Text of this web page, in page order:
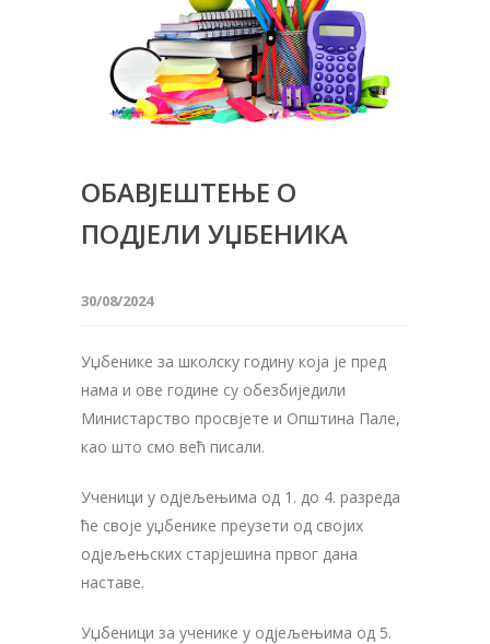
ОБАВЈЕШТЕЊЕ О
ПОДЈЕЛИ УЏБЕНИКА
30/08/2024
Уџбенике за школску годину која је пред
нама и ове године су обезбиједили
Министарство просвјете и Општина Пале,
као што смо већ писали.
Ученици у одјељењима од 1. до 4. разреда
ће своје уџбенике преузети од својих
одјељењских старјешина првог дана
наставе.
Уџбеници за ученике у одјељењима од 5.